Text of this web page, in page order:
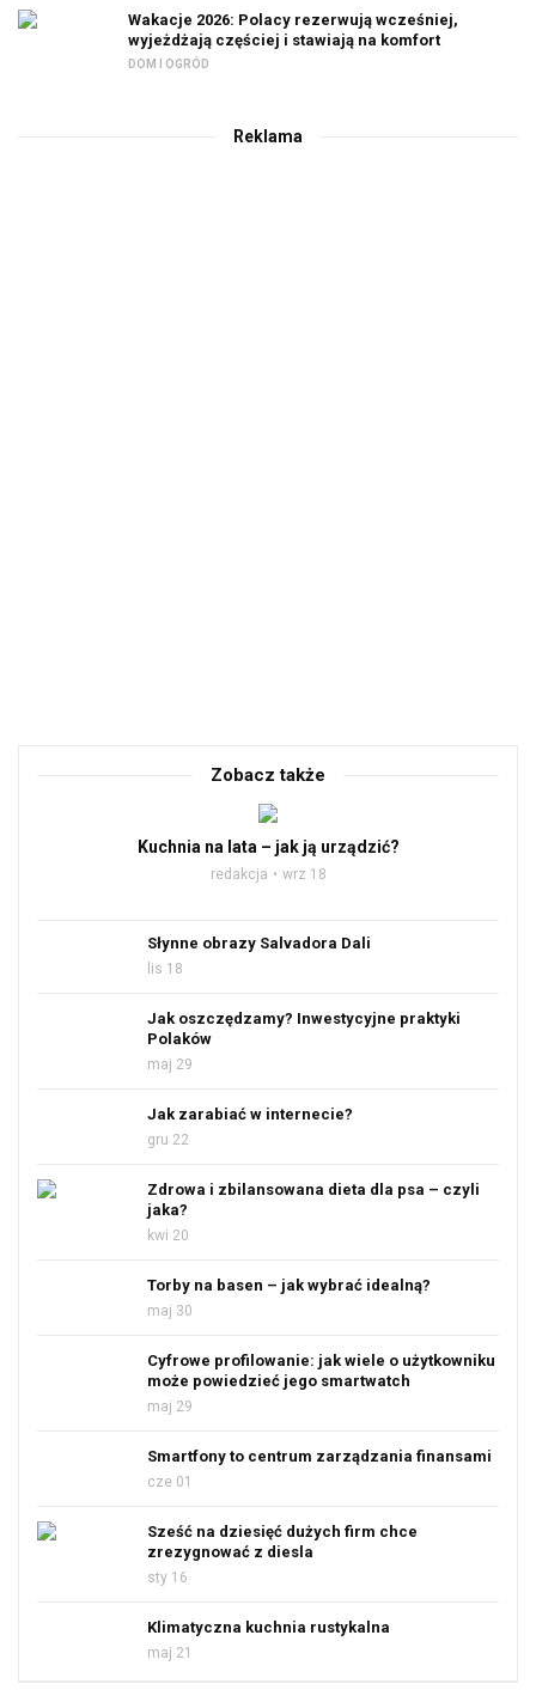
Wakacje 2026: Polacy rezerwują wcześniej,
wyjeżdżają częściej i stawiają na komfort
DOM I OGRÓD
Reklama
Zobacz także
Kuchnia na lata – jak ją urządzić?
redakcja wrz 18
Słynne obrazy Salvadora Dali
lis 18
Jak oszczędzamy? Inwestycyjne praktyki
Polaków
maj 29
Jak zarabiać w internecie?
gru 22
Zdrowa i zbilansowana dieta dla psa – czyli
jaka?
kwi 20
Torby na basen – jak wybrać idealną?
maj 30
Cyfrowe profilowanie: jak wiele o użytkowniku
może powiedzieć jego smartwatch
maj 29
Smartfony to centrum zarządzania finansami
cze 01
Sześć na dziesięć dużych firm chce
zrezygnować z diesla
sty 16
Klimatyczna kuchnia rustykalna
maj 21